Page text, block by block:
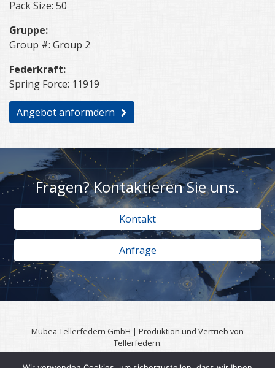
Pack Size: 50
Gruppe:
Group #: Group 2
Federkraft:
Spring Force: 11919
Angebot anformdern
Fragen? Kontaktieren Sie uns.
Kontakt
Anfrage
Mubea Tellerfedern GmbH | Produktion und Vertrieb von
Tellerfedern.